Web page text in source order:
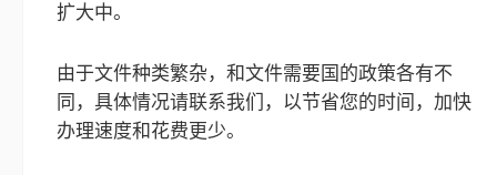
扩大中。
由于文件种类繁杂，和文件需要国的政策各有不
同，具体情况请联系我们，以节省您的时间，加快
办理速度和花费更少。